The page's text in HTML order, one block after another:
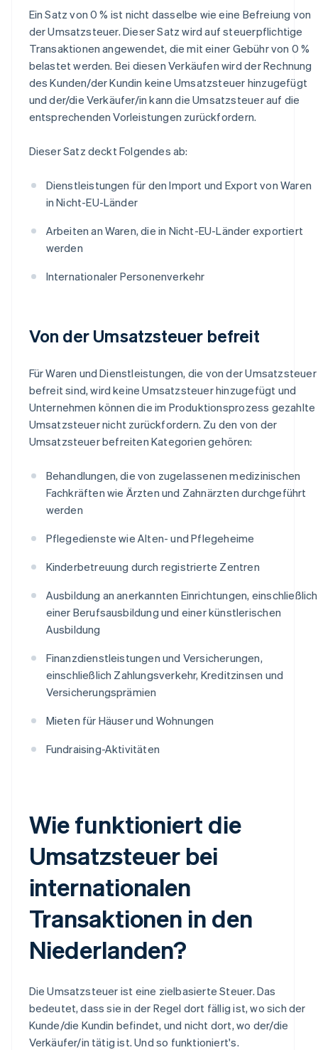
Ein Satz von 0 % ist nicht dasselbe wie eine Befreiung von
der Umsatzsteuer. Dieser Satz wird auf steuerpflichtige
Transaktionen angewendet, die mit einer Gebühr von 0 %
belastet werden. Bei diesen Verkäufen wird der Rechnung
des Kunden/der Kundin keine Umsatzsteuer hinzugefügt
und der/die Verkäufer/in kann die Umsatzsteuer auf die
entsprechenden Vorleistungen zurückfordern.
Dieser Satz deckt Folgendes ab:
Dienstleistungen für den Import und Export von Waren
in Nicht-EU-Länder
Arbeiten an Waren, die in Nicht-EU-Länder exportiert
werden
Internationaler Personenverkehr
Von der Umsatzsteuer befreit
Für Waren und Dienstleistungen, die von der Umsatzsteuer
befreit sind, wird keine Umsatzsteuer hinzugefügt und
Unternehmen können die im Produktionsprozess gezahlte
Umsatzsteuer nicht zurückfordern. Zu den von der
Umsatzsteuer befreiten Kategorien gehören:
Behandlungen, die von zugelassenen medizinischen
Fachkräften wie Ärzten und Zahnärzten durchgeführt
werden
Pflegedienste wie Alten- und Pflegeheime
Kinderbetreuung durch registrierte Zentren
Ausbildung an anerkannten Einrichtungen, einschließlich
einer Berufsausbildung und einer künstlerischen
Ausbildung
Finanzdienstleistungen und Versicherungen,
einschließlich Zahlungsverkehr, Kreditzinsen und
Versicherungsprämien
Mieten für Häuser und Wohnungen
Fundraising-Aktivitäten
Wie funktioniert die
Umsatzsteuer bei
internationalen
Transaktionen in den
Niederlanden?
Die Umsatzsteuer ist eine zielbasierte Steuer. Das
bedeutet, dass sie in der Regel dort fällig ist, wo sich der
Kunde/die Kundin befindet, und nicht dort, wo der/die
Verkäufer/in tätig ist. Und so funktioniert's.